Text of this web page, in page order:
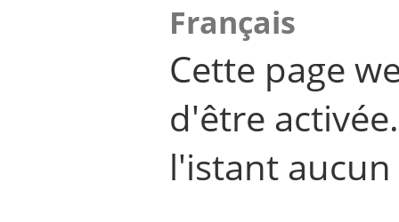
Français
Cette page
d'être
l'istant